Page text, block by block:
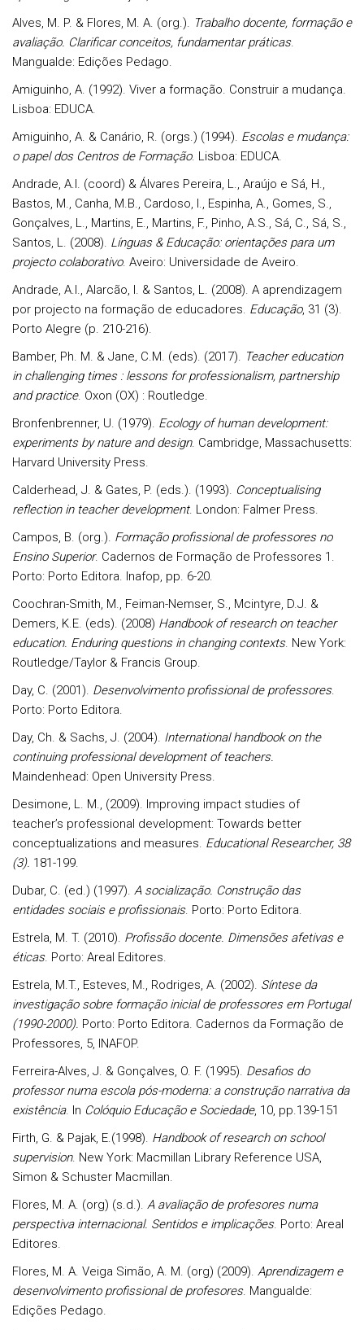
Alves, M. P. & Flores, M. A. (org.). Trabalho docente, formação e
avaliação. Clarificar conceitos, fundamentar práticas.
Mangualde: Edições Pedago.
Amiguinho, A. (1992). Viver a formação. Construir a mudança.
Lisboa: EDUCA.
Amiguinho, A. & Canário, R. (orgs.) (1994). Escolas e mudança:
o papel dos Centros de Formação. Lisboa: EDUCA.
Andrade, A.I. (coord) & Álvares Pereira, L., Araújo e Sá, H.,
Bastos, M., Canha, M.B., Cardoso, I., Espinha, A., Gomes, S.,
Gonçalves, L., Martins, E., Martins, F., Pinho, A.S., Sá, C., Sá, S.,
Santos, L. (2008). Línguas & Educação: orientações para um
projecto colaborativo. Aveiro: Universidade de Aveiro.
Andrade, A.I., Alarcão, I. & Santos, L. (2008). A aprendizagem
por projecto na formação de educadores. Educação, 31 (3).
Porto Alegre (p. 210-216).
Bamber, Ph. M. & Jane, C.M. (eds). (2017). Teacher education
in challenging times : lessons for professionalism, partnership
and practice. Oxon (OX) : Routledge.
Bronfenbrenner, U. (1979). Ecology of human development:
experiments by nature and design. Cambridge, Massachusetts:
Harvard University Press.
Calderhead, J. & Gates, P. (eds.). (1993). Conceptualising
reflection in teacher development. London: Falmer Press.
Campos, B. (org.). Formação profissional de professores no
Ensino Superior. Cadernos de Formação de Professores 1.
Porto: Porto Editora. Inafop, pp. 6-20.
Coochran-Smith, M., Feiman-Nemser, S., Mcintyre, D.J. &
Demers, K.E. (eds). (2008) Handbook of research on teacher
education. Enduring questions in changing contexts. New York:
Routledge/Taylor & Francis Group.
Day, C. (2001). Desenvolvimento profissional de professores.
Porto: Porto Editora.
Day, Ch. & Sachs, J. (2004). International handbook on the
continuing professional development of teachers.
Maindenhead: Open University Press.
Desimone, L. M., (2009). Improving impact studies of
teacher’s professional development: Towards better
conceptualizations and measures. Educational Researcher, 38
(3). 181-199.
Dubar, C. (ed.) (1997). A socialização. Construção das
entidades sociais e profissionais. Porto: Porto Editora.
Estrela, M. T. (2010). Profissão docente. Dimensões afetivas e
éticas. Porto: Areal Editores.
Estrela, M.T., Esteves, M., Rodriges, A. (2002). Síntese da
investigação sobre formação inicial de professores em Portugal
(1990-2000). Porto: Porto Editora. Cadernos da Formação de
Professores, 5, INAFOP.
Ferreira-Alves, J. & Gonçalves, O. F. (1995). Desafios do
professor numa escola pós-moderna: a construção narrativa da
existência. In Colóquio Educação e Sociedade, 10, pp.139-151
Firth, G. & Pajak, E.(1998). Handbook of research on school
supervision. New York: Macmillan Library Reference USA,
Simon & Schuster Macmillan.
Flores, M. A. (org) (s.d.). A avaliação de profesores numa
perspectiva internacional. Sentidos e implicações. Porto: Areal
Editores.
Flores, M. A. Veiga Simão, A. M. (org) (2009). Aprendizagem e
desenvolvimento profissional de profesores. Mangualde:
Edições Pedago.